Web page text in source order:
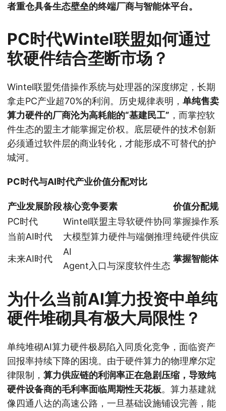
者重仓具备生态壁垒的终端厂商与智能体平台。
PC时代Wintel联盟如何通过
软硬件结合垄断市场？
Wintel联盟凭借操作系统与处理器的深度绑定，长期
拿走PC产业超70%的利润。历史规律表明， 单纯售卖
算力硬件的厂商沦为高耗能的“基建民工” ，而掌控软
件生态的盟主才能掌握定价权。底层硬件的技术创新
必须通过软件层的商业转化，才能形成不可替代的护
城河。
PC时代与AI时代产业价值分配对比
产业发展阶段核心竞争要素
价值分配规
PC时代
Wintel联盟主导软硬件协同 掌握操作系
当前AI时代
大模型算力硬件与端侧推理纯硬件供应
未来AI时代
AI
Agent入口与深度软件生态
掌握智能体
为什么当前AI算力投资中单纯
硬件堆砌具有极大局限性？
单纯堆砌AI算力硬件极易陷入同质化竞争，面临资产
回报率持续下降的困境。由于硬件算力的物理摩尔定
律限制， 算力供应链的利润率正在急剧压缩，导致纯
硬件设备商的毛利率面临周期性天花板。算力基建就
像四通八达的高速公路，一旦基础设施铺设完善，能